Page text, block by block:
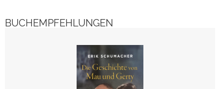
BUCHEMPFEHLUNGEN